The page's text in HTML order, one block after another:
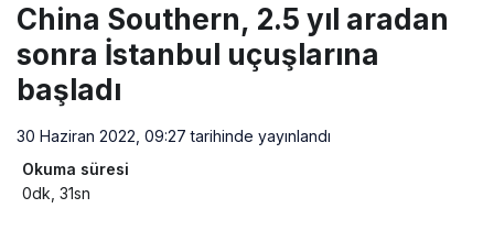
China Southern, 2.5 yıl aradan
sonra İstanbul uçuşlarına
başladı
30 Haziran 2022, 09:27 tarihinde yayınlandı
Okuma süresi
0dk, 31sn